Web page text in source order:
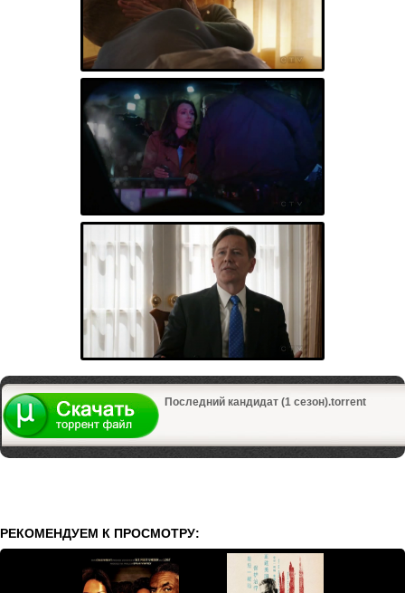
Последний кандидат (1 сезон).torrent
РЕКОМЕНДУЕМ К ПРОСМОТРУ: